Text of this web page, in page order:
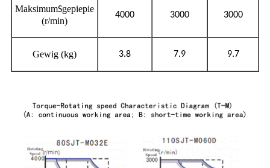
MaksimumSgepiepie
(r/min)
4000 3000 3000
Gewig (kg) 3.8 7.9 9.7